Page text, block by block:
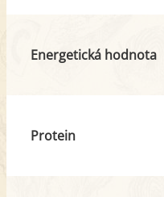
Energetická hodnota
Protein